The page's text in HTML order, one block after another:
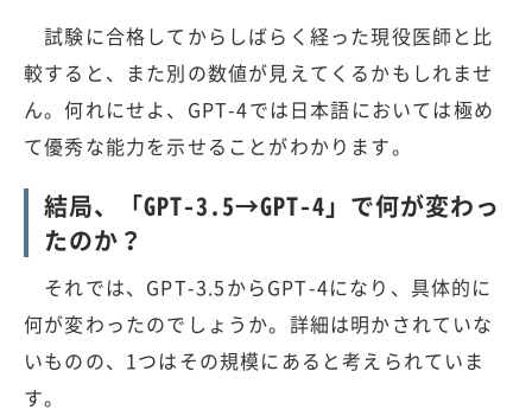
試験に合格してからしばらく経った現役医師と比
較すると、また別の数値が見えてくるかもしれませ
ん。何れにせよ、GPT-4では日本語においては極め
て優秀な能力を示せることがわかります。
結局、「GPT-3.5→GPT-4」で何が変わっ
たのか？
それでは、GPT-3.5からGPT-4になり、具体的に
何が変わったのでしょうか。詳細は明かされていな
いものの、1つはその規模にあると考えられていま
す。